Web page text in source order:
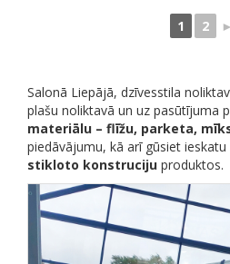
1 2 ►
Salonā Liepājā, dzīvesstila
plašu noliktavā un uz pasūtījuma
materiālu – flīžu, parketa,
piedāvājumu, kā arī gūsiet ieskatu
stikloto konstruciju produktos.